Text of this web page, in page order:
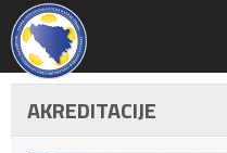
AKREDITACIJE